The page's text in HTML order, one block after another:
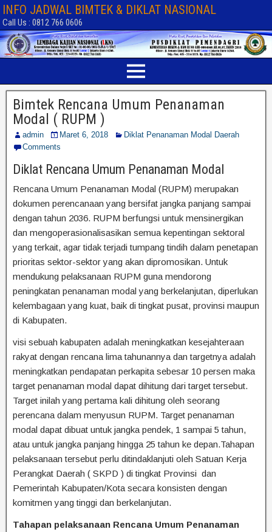
INFO JADWAL BIMTEK & DIKLAT NASIONAL
Call Us : 0812 766 0606
Bimtek Rencana Umum Penanaman
Modal ( RUPM )
admin Maret 6, 2018
Diklat Penanaman Modal Daerah
Comments
Diklat Rencana Umum Penanaman Modal
Rencana Umum Penanaman Modal (RUPM) merupakan
dokumen perencanaan yang bersifat jangka panjang sampai
dengan tahun 2036. RUPM berfungsi untuk mensinergikan
dan mengoperasionalisasikan semua kepentingan sektoral
yang terkait, agar tidak terjadi tumpang tindih dalam penetapan
prioritas sektor-sektor yang akan dipromosikan. Untuk
mendukung pelaksanaan RUPM guna mendorong
peningkatan penanaman modal yang berkelanjutan, diperlukan
kelembagaan yang kuat, baik di tingkat pusat, provinsi maupun
di Kabupaten.
visi sebuah kabupaten adalah meningkatkan kesejahteraan
rakyat dengan rencana lima tahunannya dan targetnya adalah
meningkatkan pendapatan perkapita sebesar 10 persen maka
target penanaman modal dapat dihitung dari target tersebut.
Target inilah yang pertama kali dihitung oleh seorang
perencana dalam menyusun RUPM. Target penanaman
modal dapat dibuat untuk jangka pendek, 1 sampai 5 tahun,
atau untuk jangka panjang hingga 25 tahun ke depan.Tahapan
pelaksanaan tersebut perlu ditindaklanjuti oleh Satuan Kerja
Perangkat Daerah ( SKPD ) di tingkat Provinsi dan
Pemerintah Kabupaten/Kota secara konsisten dengan
komitmen yang tinggi dan berkelanjutan.
Tahapan pelaksanaan Rencana Umum Penanaman